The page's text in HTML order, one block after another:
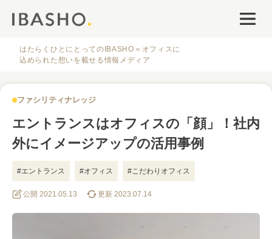
ファシリティナレッジ
人気のタグ
はたらくひとにとってのIBASHO＝オフィスに
込められた想いを載せる情報メディア
ファシリティナレッジ
エントランスはオフィスの「顔」！社内
外にイメージアップの活用事例
#エントランス #オフィス #こだわりオフィス
#ブランディング #事例
公開 2021.05.13 更新 2023.07.14